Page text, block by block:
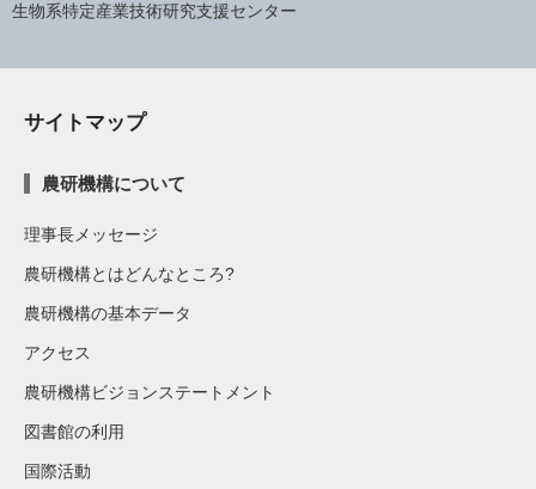
生物系特定産業技術研究支援センター
サイトマップ
農研機構について
理事長メッセージ
農研機構とはどんなところ?
農研機構の基本データ
アクセス
農研機構ビジョンステートメント
図書館の利用
国際活動